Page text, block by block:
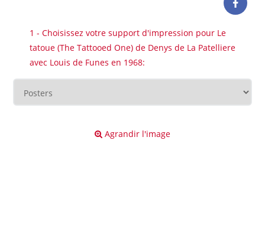
1 - Choisissez votre support d'impression pour Le
tatoue (The Tattooed One) de Denys de La Patelliere
avec Louis de Funes en 1968:
Agrandir l'image